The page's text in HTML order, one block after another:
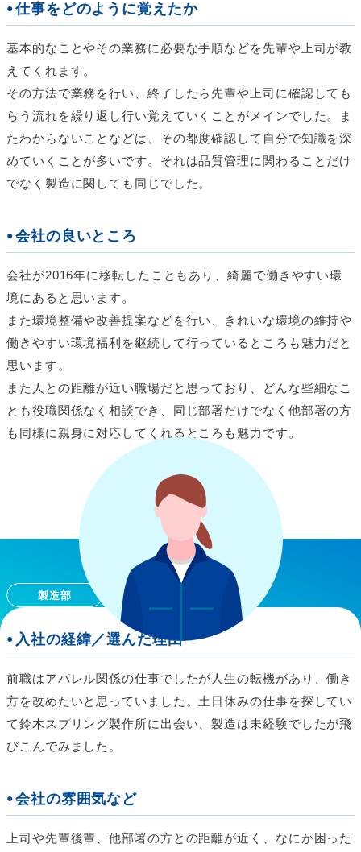
仕事をどのように覚えたか
基本的なことやその業務に必要な手順などを先輩や上司が教
えてくれます。
その方法で業務を行い、終了したら先輩や上司に確認しても
らう流れを繰り返し行い覚えていくことがメインでした。ま
たわからないことなどは、その都度確認して自分で知識を深
めていくことが多いです。それは品質管理に関わることだけ
でなく製造に関しても同じでした。
会社の良いところ
会社が2016年に移転したこともあり、綺麗で働きやすい環
境にあると思います。
また環境整備や改善提案などを行い、きれいな環境の維持や
働きやすい環境福利を継続して行っているところも魅力だと
思います。
また人との距離が近い職場だと思っており、どんな些細なこ
とも役職関係なく相談でき、同じ部署だけでなく他部署の方
も同様に親身に対応してくれるところも魅力です。
VOICE02
製造部 H.R
2021年入社/家政学部 家政保健学科卒
入社の経緯／選んだ理由
前職はアパレル関係の仕事でしたが人生の転機があり、働き
方を改めたいと思っていました。土日休みの仕事を探してい
て鈴木スプリング製作所に出会い、製造は未経験でしたが飛
びこんでみました。
会社の雰囲気など
上司や先輩後輩、他部署の方との距離が近く、なにか困った